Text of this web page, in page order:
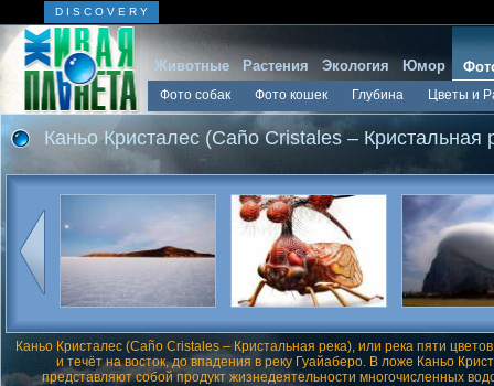
D I S C O V E R Y
Животные Растения Экология Юмор
Фото собак Фото кошек Глубина Цветы и
Каньо Кристалес (Caño Cristales – Кристальная
Каньо Кристалес (Caño Cristales – Кристальная река), или река пяти
и течёт на восток, до впадения в реку Гуайаберо. В ложе Каньо
представляют собой продукт жизнедеятельности многочисленных